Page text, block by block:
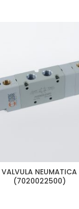
VALVULA NEUMATICA
(7020022500)